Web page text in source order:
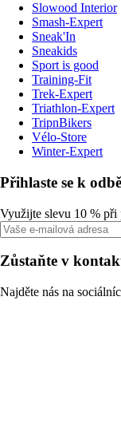
Slowood Interior
Smash-Expert
Sneak'In
Sneakids
Sport is good
Training-Fit
Trek-Expert
Triathlon-Expert
TripnBikers
Vélo-Store
Winter-Expert
Přihlaste se k
Využijte slevu 10 % při
Zůstaňte v
Najděte nás na